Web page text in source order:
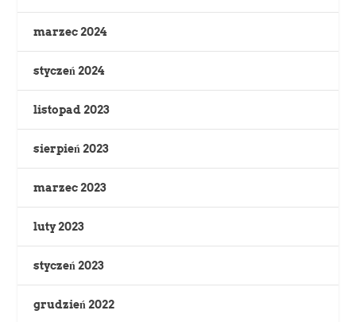
marzec 2024
styczeń 2024
listopad 2023
sierpień 2023
marzec 2023
luty 2023
styczeń 2023
grudzień 2022